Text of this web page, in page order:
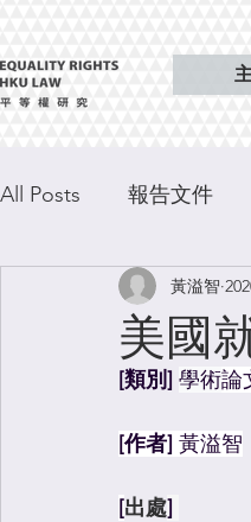
All Posts 報告文件
出版
美國
黃溢智
[類別] 學術論
[作者] 黃溢智
[出處]